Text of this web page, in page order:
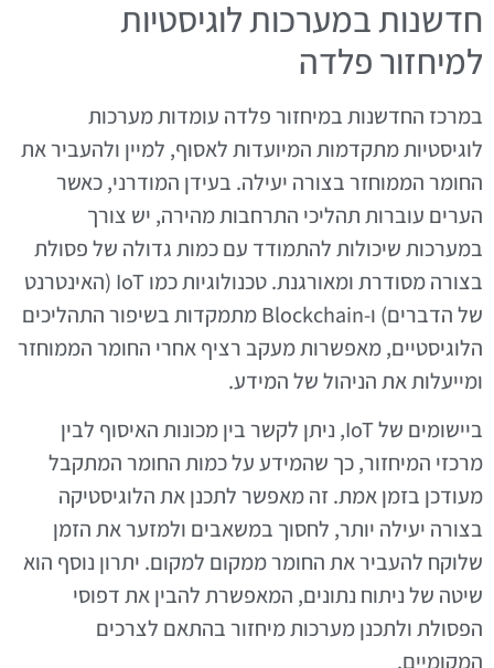
חדשנות במערכות לוגיסטיות
למיחזור פלדה
במרכז החדשנות במיחזור פלדה עומדות מערכות
לוגיסטיות מתקדמות המיועדות לאסוף, למיין ולהעביר את
החומר הממוחזר בצורה יעילה. בעידן המודרני, כאשר
הערים עוברות תהליכי התרחבות מהירה, יש צורך
במערכות שיכולות להתמודד עם כמות גדולה של פסולת
בצורה מסודרת ומאורגנת. טכנולוגיות כמו IoT (האינטרנט
של הדברים) ו-Blockchain מתמקדות בשיפור התהליכים
הלוגיסטיים, מאפשרות מעקב רציף אחרי החומר הממוחזר
ומייעלות את הניהול של המידע.
ביישומים של IoT, ניתן לקשר בין מכונות האיסוף לבין
מרכזי המיחזור, כך שהמידע על כמות החומר המתקבל
מעודכן בזמן אמת. זה מאפשר לתכנן את הלוגיסטיקה
בצורה יעילה יותר, לחסוך במשאבים ולמזער את הזמן
שלוקח להעביר את החומר ממקום למקום. יתרון נוסף הוא
שיטה של ניתוח נתונים, המאפשרת להבין את דפוסי
הפסולת ולתכנן מערכות מיחזור בהתאם לצרכים
המקומיים.